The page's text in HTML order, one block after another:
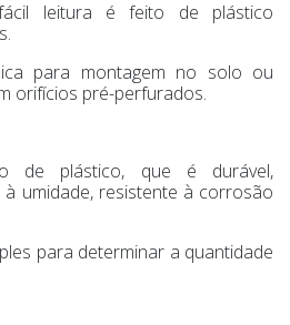
leitura é feito de plástico
para montagem no solo ou
orifícios pré-perfurados.
de plástico, que é durável,
umidade, resistente à corrosão
para determinar a quantidade